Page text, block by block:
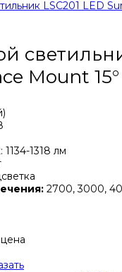
Mount
: 1134-1318 лм
2700, 3000,